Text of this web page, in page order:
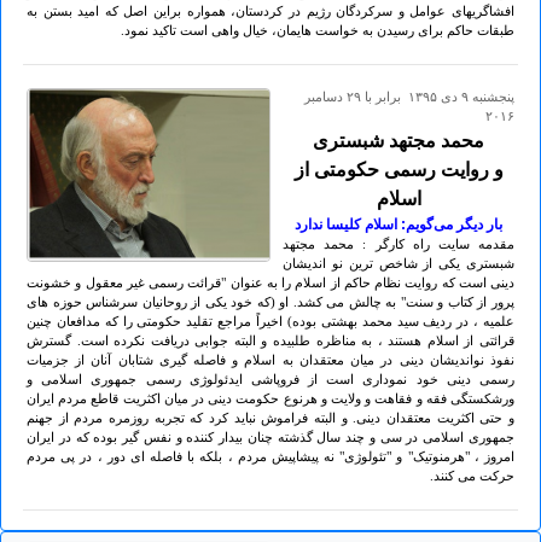
افشاگريهاى عوامل و سركردگان رژيم در كردستان، همواره براين اصل كه اميد بستن به
طبقات حاكم براى رسيدن به خواست هايمان، خيال واهى است تاكيد نمود.
پنجشنبه ۹ دی ۱۳۹۵ برابر با ۲۹ دسامبر
۲۰۱۶
محمد مجتهد شبستری
و روایت رسمی حکومتی از
اسلام
بار دیگر می‌گویم: اسلام کلیسا ندارد
مقدمه سایت راه کارگر : محمد مجتهد
شبستری یکی از شاخص ترین نو اندیشان
دینی است که روایت نظام حاکم از اسلام را به عنوان "قرائت رسمی غیر معقول و خشونت
پرور از کتاب و سنت" به چالش می کشد. او (که خود یکی از روحانیان سرشناس حوزه های
علمیه ، در ردیف سید محمد بهشتی بوده) اخیراً مراجع تقلید حکومتی را که مدافعان چنین
قرائتی از اسلام هستند ، به مناظره طلبیده و البته جوابی دریافت نکرده است. گسترش
نفوذ نواندیشان دینی در میان معتقدان به اسلام و فاصله گیری شتابان آنان از جزمیات
رسمی دینی خود نموداری است از فروپاشی ایدئولوژی رسمی جمهوری اسلامی و
ورشکستگی فقه و فقاهت و ولایت و هرنوع حکومت دینی در میان اکثریت قاطع مردم ایران
و حتی اکثریت معتقدان دینی. و البته فراموش نباید کرد که تجربه روزمره مردم از جهنم
جمهوری اسلامی در سی و چند سال گذشته چنان بیدار کننده و نفس گیر بوده که در ایران
امروز ، "هرمنوتیک" و "تئولوژی" نه پیشاپیش مردم ، بلکه با فاصله ای دور ، در پی مردم
حرکت می کنند.